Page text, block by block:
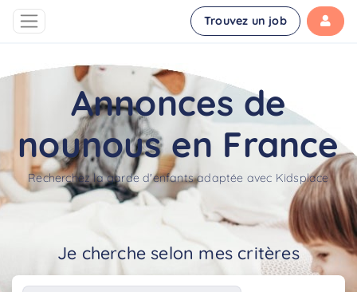
Trouvez un job
Annonces de
nounous en France
Recherchez la garde d'enfants adaptée avec Kidsplace
Je cherche selon mes critères